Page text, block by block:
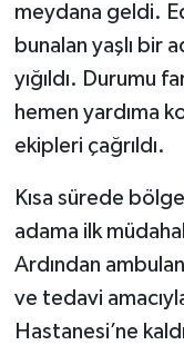
meydana geldi.
bunalan yaşlı bir
yığıldı. Durumu
hemen yardıma
ekipleri çağrıldı.
Kısa sürede
adama ilk
Ardından
ve tedavi
Hastanesi’ne
Genel
Gökçebey
GÜNDEM
İş ilanı
Kilimli
Kültür - Sanat